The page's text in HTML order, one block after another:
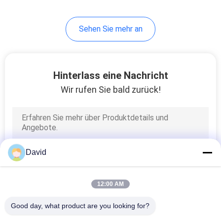
Reibungs-
Bremsband-Futter
Sehen Sie mehr an
Hinterlass eine Nachricht
Wir rufen Sie bald zurück!
David
12:00 AM
Good day, what product are you looking for?